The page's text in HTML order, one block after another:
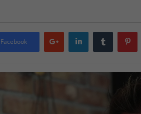
Facebook
Google
plus
LinkedIn Tumblr